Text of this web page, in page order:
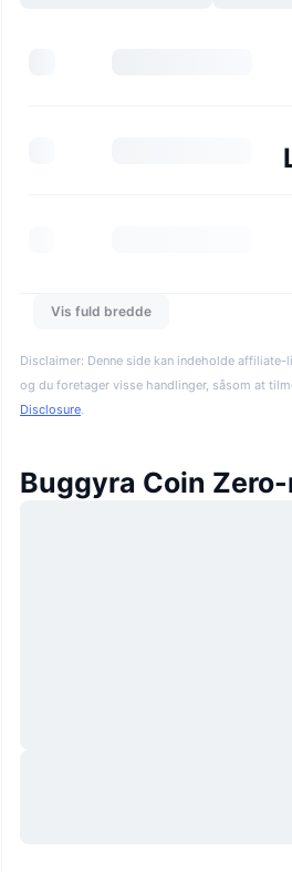
Vis fuld bredde
Disclaimer: Denne side kan indeholde
og du foretager visse handlinger, såsom at
Disclosure.
Buggyra Coin